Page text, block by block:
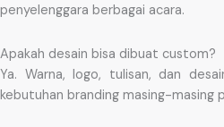
penyelenggara berbagai acara.
Apakah desain bisa dibuat custom?
Ya. Warna, logo, tulisan, dan
kebutuhan branding masing-masing